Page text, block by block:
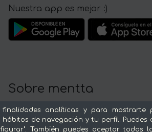
Nuestra app es mejor :)
Sobre mentta
Ventajas de comprar comida
mentta
analíticas y para mostrarte
de navegación y tu perfil. Puedes
También puedes aceptar todas